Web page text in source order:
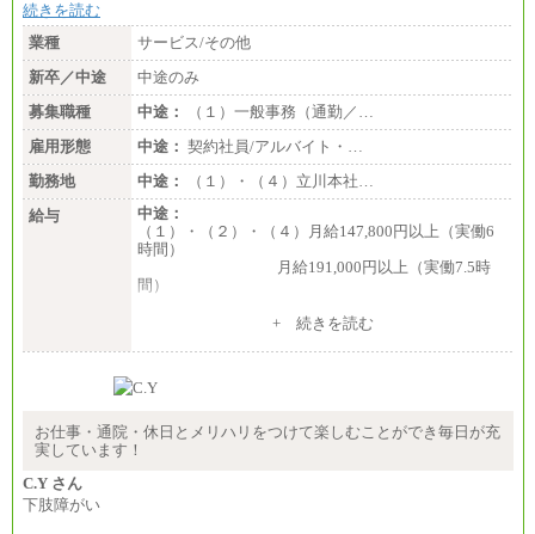
続きを読む
業種
サービス/その他
新卒／中途
中途のみ
募集職種
中途：
（１）一般事務（通勤／…
雇用形態
中途： 契約社員/アルバイト・…
勤務地
中途：
（１）・（４）立川本社…
給与
中途：
（１）・（２）・（４）月給147,800円以上（実働6
時間）
月給191,000円以上（実働7.5時
間）
（３）月給191,000円以上（実働7.5時間）
（５）月給147,800円以上（実働6時間）
時給 1,226円（実働4.5時間）
間額換算額）
・退職金相当手当 37円
+ 続きを読む
お仕事・通院・休日とメリハリをつけて楽しむことができ毎日が充
実しています！
C.Y さん
下肢障がい